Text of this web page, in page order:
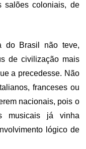
salões coloniais, de
do Brasil não teve,
de civilização mais
a precedesse. Não
franceses ou
nacionais, pois o
musicais já vinha
lógico de